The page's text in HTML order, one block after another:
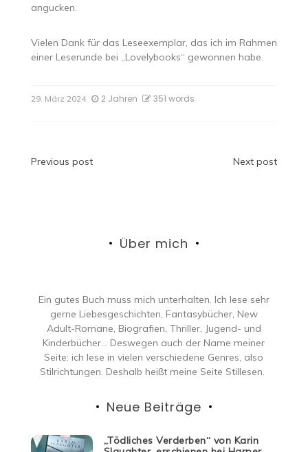
angucken.
Vielen Dank für das Leseexemplar, das ich im Rahmen
einer Leserunde bei „Lovelybooks“ gewonnen habe.
29. März 2024 2 Jahren 351 words
Beitragsnavigation
Previous post Next post
Über mich
Ein gutes Buch muss mich unterhalten. Ich lese sehr
gerne Liebesgeschichten, Fantasybücher, New
Adult-Romane, Biografien, Thriller, Jugend- und
Kinderbücher… Deswegen auch der Name meiner
Seite: ich lese in vielen verschiedene Genres, also
Stilrichtungen. Deshalb heißt meine Seite Stillesen.
Neue Beiträge
„Tödliches Verderben“ von Karin